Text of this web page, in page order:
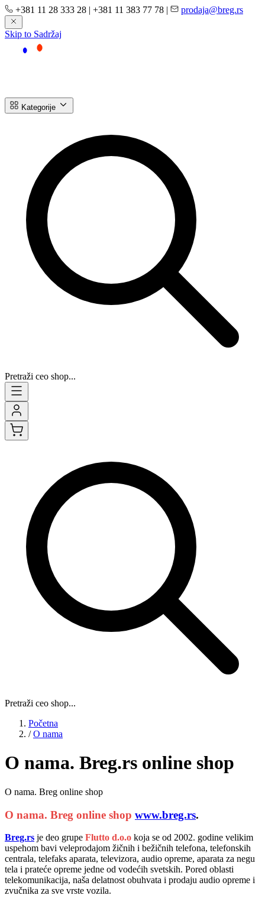
+381 11 28 333 28 | +381 11 383 77 78 | prodaja@breg.rs
Skip to Sadržaj
Kategorije
Pretraži ceo shop...
Pretraži ceo shop...
Početna
/ O nama
O nama. Breg.rs online shop
O nama. Breg online shop
O nama. Breg online shop www.breg.rs.
Breg.rs je deo grupe Flutto d.o.o koja se od 2002. godine velikim
uspehom bavi veleprodajom žičnih i bežičnih telefona, telefonskih
centrala, telefaks aparata, televizora, audio opreme, aparata za negu
tela i prateće opreme jedne od vodećih svetskih. Pored oblasti
telekomunikacija, naša delatnost obuhvata i prodaju audio opreme i
zvučnika za sve vrste vozila.